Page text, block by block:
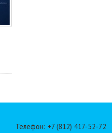
Телефон: +7 (812) 417-52-72